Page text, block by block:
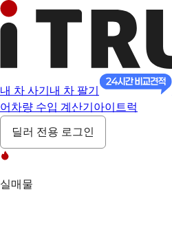
내 차 사기 내 차 팔기
어 차량 수입 계산기 아이트럭
딜러 전용 로그인
실매물